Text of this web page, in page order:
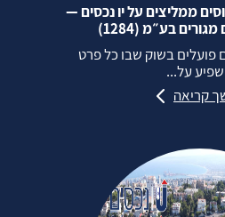
ממליצים על יו נכסים —
בע״מ (1284)
פועלים בשוק שבו כל פרט
על...
קריאה